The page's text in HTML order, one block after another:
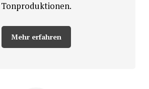
Tonproduktionen.
Mehr erfahren